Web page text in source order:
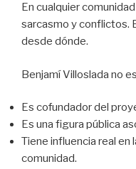
En cualquier
sarcasmo y conflictos.
desde dónde.
Benjamí Villoslada no
Es cofundador del
Es una figura pública
Tiene influencia real en
comunidad.